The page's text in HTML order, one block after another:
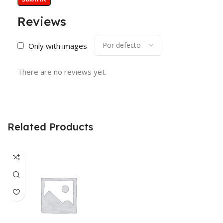
Reviews
Only with images
There are no reviews yet.
Related Products